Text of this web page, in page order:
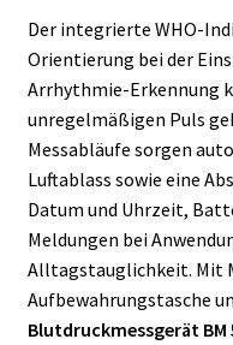
Der integrierte WHO-
Orientierung bei der
Arrhythmie-Erkennung
unregelmäßigen Puls
Messabläufe sorgen
Luftablass sowie eine
Datum und Uhrzeit,
Meldungen bei
Alltagstauglichkeit. Mit
Aufbewahrungstasche
Blutdruckmessgerät BM